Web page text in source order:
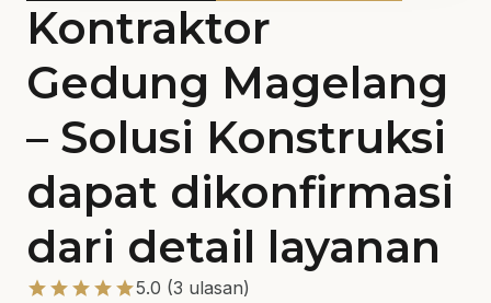
Kontraktor
Gedung Magelang
– Solusi Konstruksi
dapat dikonfirmasi
dari detail layanan
starstarstarstarstar5.0 (3 ulasan)